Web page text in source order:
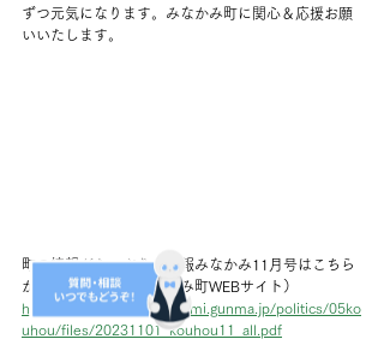
ずつ元気になります。みなかみ町に関心＆応援お願
いいたします。
町の情報がたっぷり！広報みなかみ11月号はこちら
からチェック！（みなかみ町WEBサイト）
https://www.town.minakami.gunma.jp/politics/05ko
uhou/files/20231101_kouhou11_all.pdf